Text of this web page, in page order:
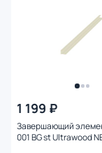
1 199 ₽
Завершающий
001 BG st Ultrawood